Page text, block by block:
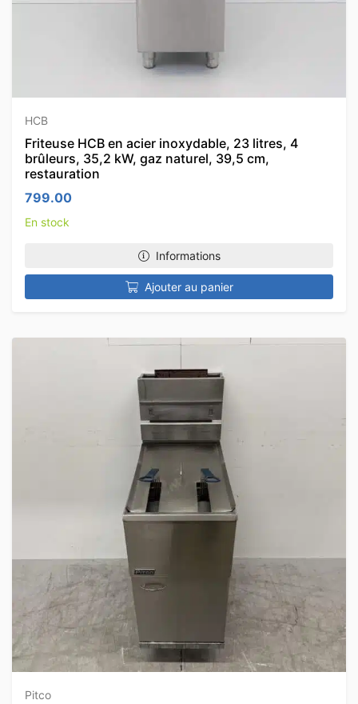
HCB
Friteuse HCB en acier inoxydable, 23 litres, 4
brûleurs, 35,2 kW, gaz naturel, 39,5 cm,
restauration
799.00
En stock
Informations
Ajouter au panier
Pitco